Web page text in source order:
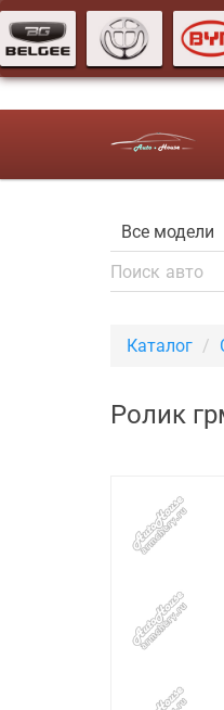
Каталог
Ролик